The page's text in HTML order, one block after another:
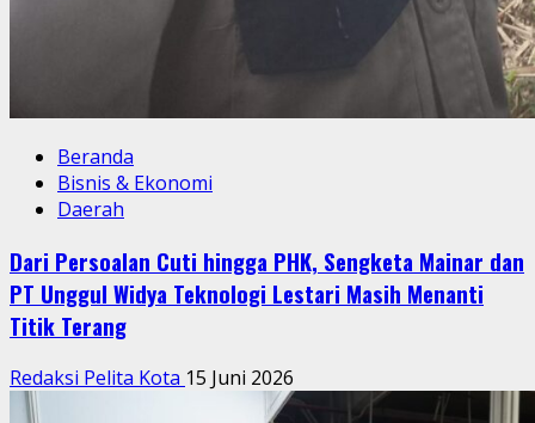
Beranda
Bisnis & Ekonomi
Daerah
Dari Persoalan Cuti hingga PHK, Sengketa Mainar dan
PT Unggul Widya Teknologi Lestari Masih Menanti
Titik Terang
Redaksi Pelita Kota 15 Juni 2026